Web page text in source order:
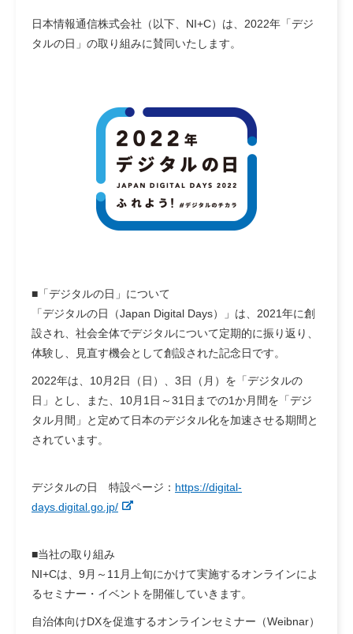
日本情報通信株式会社（以下、NI+C）は、2022年 「デジ
タルの日」 の取り組みに賛同いたします。
■「デジタルの日」について
「デジタルの日（Japan Digital Days）」は、2021年に創
設され、社会全体でデジタルについて定期的に振り返り、
体験し、見直す機会として創設された記念日です。
2022年は、10月2日（日）、3日（月）を「デジタルの
日」とし、また、10月1日～31日までの1か月間を「デジ
タル月間」と定めて日本のデジタル化を加速させる期間と
されています。
デジタルの日 特設ページ： https://digital-
days.digital.go.jp/
■当社の取り組み
NI+Cは、9月～11月上旬にかけて実施するオンラインによ
るセミナー・イベントを開催していきます。
自治体向けDXを促進するオンラインセミナー（Weibnar）